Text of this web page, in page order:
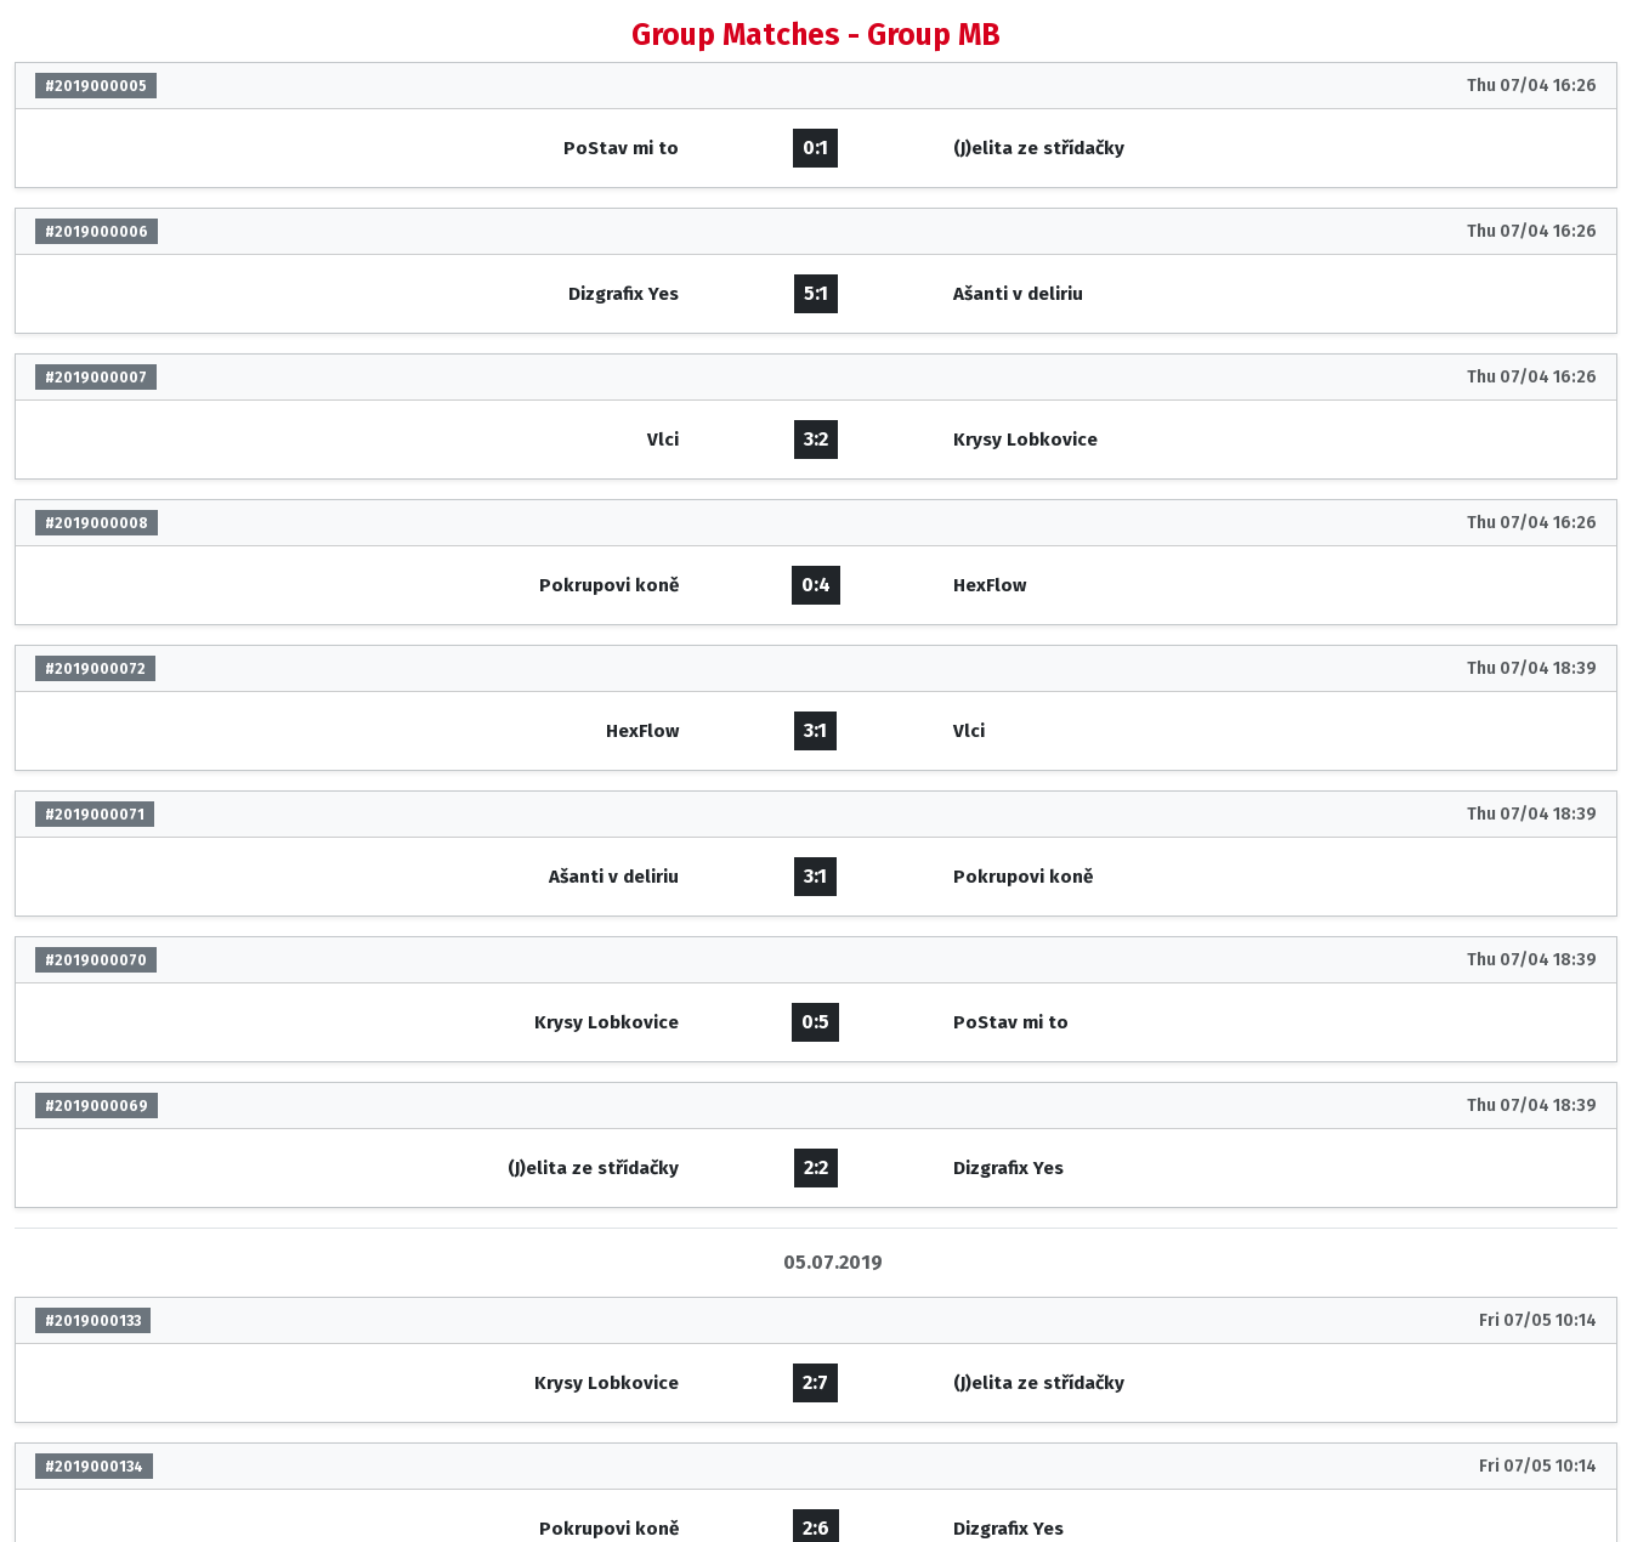
Group Matches - Group MB
#2019000005 Thu 07/04 16:26
PoStav mi to 0:1 (J)elita ze střídačky
#2019000006 Thu 07/04 16:26
Dizgrafix Yes 5:1 Ašanti v deliriu
#2019000007 Thu 07/04 16:26
Vlci 3:2 Krysy Lobkovice
#2019000008 Thu 07/04 16:26
Pokrupovi koně 0:4 HexFlow
#2019000072 Thu 07/04 18:39
HexFlow 3:1 Vlci
#2019000071 Thu 07/04 18:39
Ašanti v deliriu 3:1 Pokrupovi koně
#2019000070 Thu 07/04 18:39
Krysy Lobkovice 0:5 PoStav mi to
#2019000069 Thu 07/04 18:39
(J)elita ze střídačky 2:2 Dizgrafix Yes
05.07.2019
#2019000133 Fri 07/05 10:14
Krysy Lobkovice 2:7 (J)elita ze střídačky
#2019000134 Fri 07/05 10:14
Pokrupovi koně 2:6 Dizgrafix Yes